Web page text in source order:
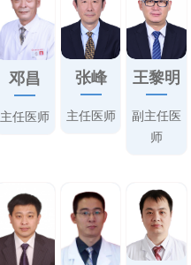
邓昌
主任医师
张峰
主任医师
王黎明
副主任医
师